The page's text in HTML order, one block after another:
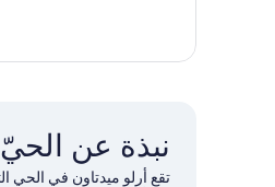
نبذة عن الحيّ
تقع أرلو ميدتاون في الحي